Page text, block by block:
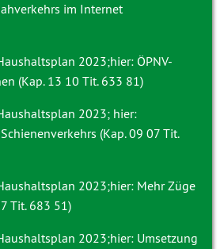
im Internet
2023;hier: ÖPNV-
(Kap. 13 10 Tit. 633 81)
2023; hier:
(Kap. 09 07 Tit.
2023;hier: Mehr Züge
Tit. 683 51)
2023;hier: Umsetzung